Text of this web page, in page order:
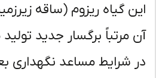
گیاه ریزوم (ساقه
مرتباً برگسار جدید تولید
شرایط مساعد نگهداری بعد